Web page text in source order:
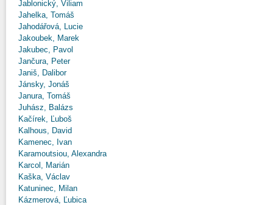
Jablonický, Viliam
Jahelka, Tomáš
Jahodářová, Lucie
Jakoubek, Marek
Jakubec, Pavol
Jančura, Peter
Janiš, Dalibor
Jánsky, Jonáš
Janura, Tomáš
Juhász, Balázs
Kačírek, Ľuboš
Kalhous, David
Kamenec, Ivan
Karamoutsiou, Alexandra
Karcol, Marián
Kaška, Václav
Katuninec, Milan
Kázmerová, Ľubica